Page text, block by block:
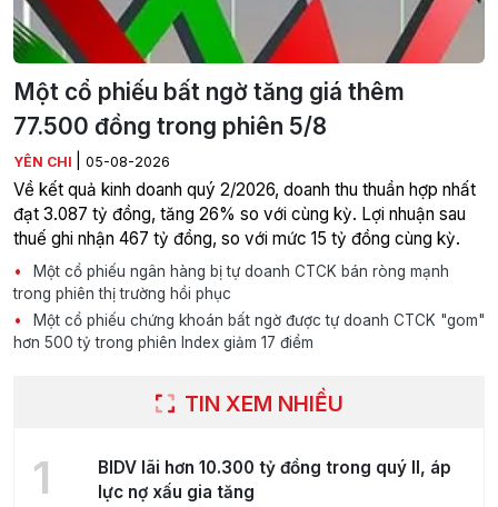
Một cổ phiếu bất ngờ tăng giá thêm
77.500 đồng trong phiên 5/8
YÊN CHI 05-08-2026
Về kết quả kinh doanh quý 2/2026, doanh thu thuần hợp nhất
đạt 3.087 tỷ đồng, tăng 26% so với cùng kỳ. Lợi nhuận sau
thuế ghi nhận 467 tỷ đồng, so với mức 15 tỷ đồng cùng kỳ.
Một cổ phiếu ngân hàng bị tự doanh CTCK bán ròng mạnh
trong phiên thị trường hồi phục
Một cổ phiếu chứng khoán bất ngờ được tự doanh CTCK "gom"
hơn 500 tỷ trong phiên Index giảm 17 điểm
TIN XEM NHIỀU
1
BIDV lãi hơn 10.300 tỷ đồng trong quý II, áp
lực nợ xấu gia tăng